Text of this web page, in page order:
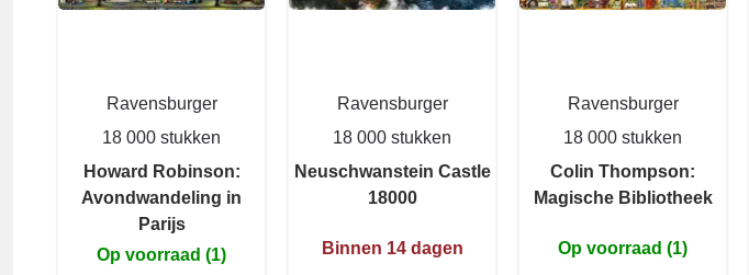
Ravensburger
18 000 stukken
Howard Robinson:
Avondwandeling in
Parijs
Op voorraad (1)
Ravensburger
18 000 stukken
Neuschwanstein Castle
18000
Binnen 14 dagen
Ravensburger
18 000 stukken
Colin Thompson:
Magische Bibliotheek
Op voorraad (1)